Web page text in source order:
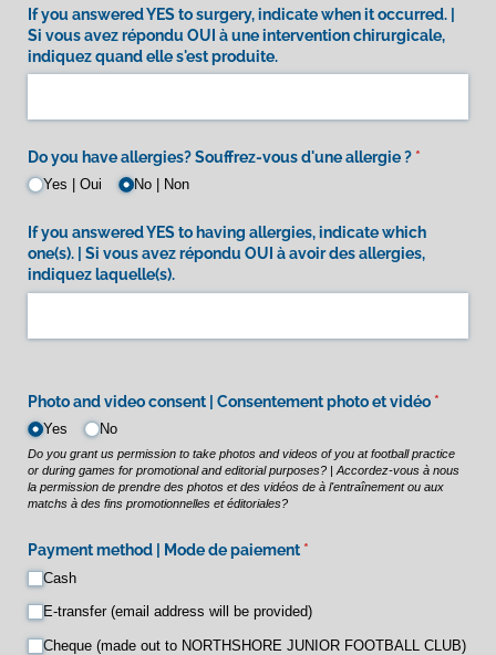
If you answered YES to surgery, indicate when it occurred. |
Si vous avez répondu OUI à une intervention chirurgicale,
indiquez quand elle s'est produite.
Do you have allergies? Souffrez-vous d'une allergie ? *(required)
Yes | Oui No | Non
If you answered YES to having allergies, indicate which
one(s). | Si vous avez répondu OUI à avoir des allergies,
indiquez laquelle(s).
Photo and video consent | Consentement photo et vidéo *
Yes No
Do you grant us permission to take photos and videos of you at football practice
or during games for promotional and editorial purposes? | Accordez-vous à nous
la permission de prendre des photos et des vidéos de à l'entraînement ou aux
matchs à des fins promotionnelles et éditoriales?
Payment method | Mode de paiement *(required)
Cash
E-transfer (email address will be provided)
Cheque (made out to NORTHSHORE JUNIOR FOOTBALL CLUB)